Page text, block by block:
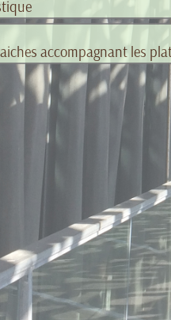
accompagnant les